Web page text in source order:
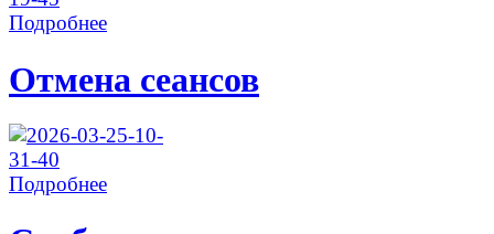
Подробнее
Отмена сеансов
Подробнее